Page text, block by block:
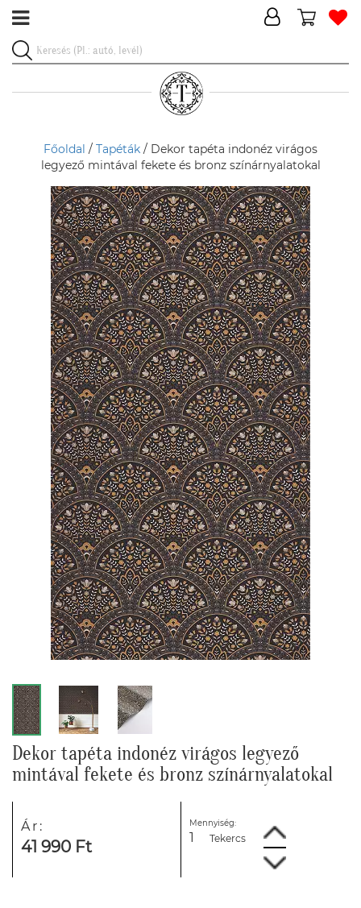
Főoldal / Tapéták / Dekor tapéta indonéz virágos
legyező mintával fekete és bronz színárnyalatokal
Dekor tapéta indonéz virágos legyező
mintával fekete és bronz színárnyalatokal
Ár:
41 990 Ft
Mennyiség:
Tekercs